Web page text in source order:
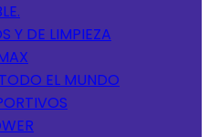
Y DE LIMPIEZA
EL MUNDO